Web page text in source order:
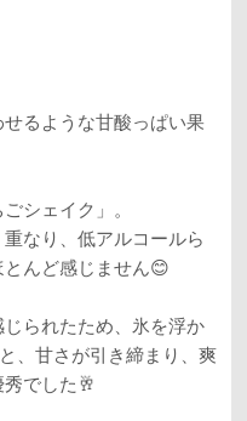
るような甘酸っぱい果
シェイク」。
なり、低アルコールら
んど感じません😊
られたため、氷を浮か
、甘さが引き締まり、爽
でした🥂